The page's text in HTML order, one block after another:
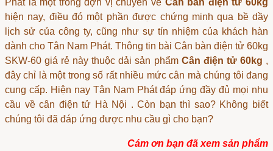
hiện nay, điều đó một phần được chứng minh qua bề dầy
lịch sử của công ty, cũng như sự tín nhiệm của khách hàn
dành cho Tân Nam Phát. Thông tin bài Cân bàn điện tử 60kg
SKW-60 giá rẻ này thuộc dải sản phẩm Cân điện tử 60kg ,
đây chỉ là một trong số rất nhiều mức cân mà chúng tôi đang
cung cấp. Hiện nay Tân Nam Phát đáp ứng đầy đủ mọi nhu
cầu vềcân điện tử Hà Nội . Còn bạn thì sao? Không biết
chúng tôi đã đáp ứng được nhu cầu gì cho bạn?
Cám ơn bạn đã xem sản phẩm